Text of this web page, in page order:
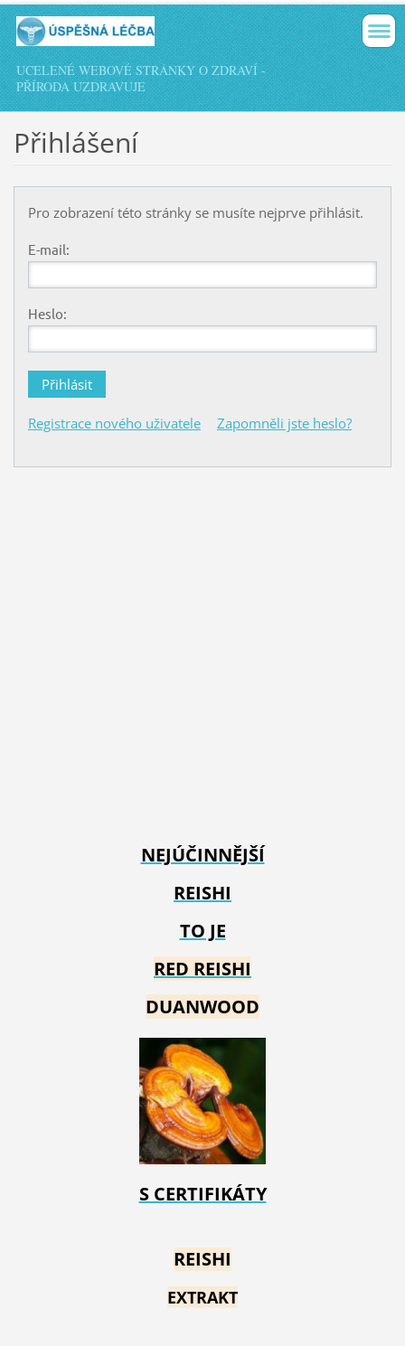
UCELENÉ WEBOVÉ STRÁNKY O ZDRAVÍ -
PŘÍRODA UZDRAVUJE
Přihlášení
Pro zobrazení této stránky se musíte nejprve přihlásit.
E-mail:
Heslo:
Registrace nového uživatele Zapomněli jste heslo?
NEJÚČINNĚJŠÍ
REISHI
TO JE
RED REISHI
DUANWOOD
S CERTIFIKÁTY
REISHI
EXTRAKT